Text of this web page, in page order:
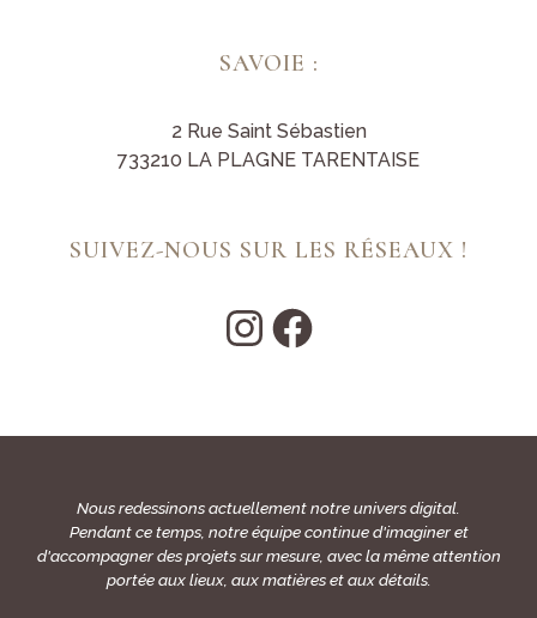
SAVOIE :
2 Rue Saint Sébastien
733210 LA PLAGNE TARENTAISE
SUIVEZ-NOUS SUR LES RÉSEAUX !
Nous redessinons actuellement notre univers digital.
Pendant ce temps, notre équipe continue d'imaginer et
d'accompagner des projets sur mesure, avec la même attention
portée aux lieux, aux matières et aux détails.